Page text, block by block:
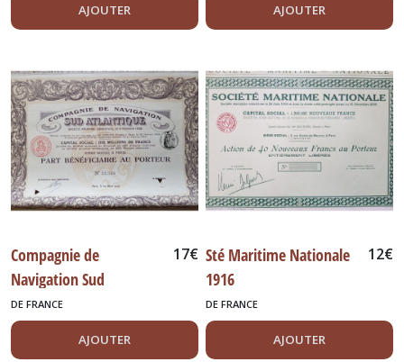
AJOUTER AJOUTER
Compagnie de
Navigation Sud
Atlantique
17€
DE FRANCE
AJOUTER
Sté Maritime Nationale
1916
12€
DE FRANCE
AJOUTER